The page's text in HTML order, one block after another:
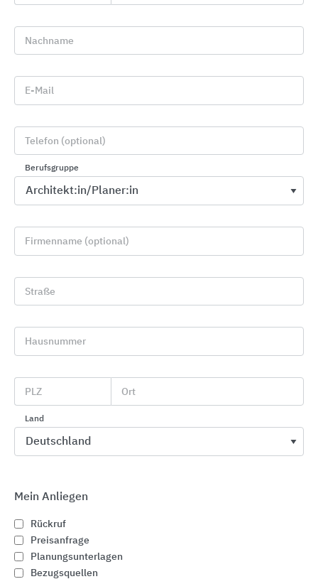
Nachname
E-Mail
Telefon (optional)
Berufsgruppe
Firmenname (optional)
Straße
Hausnummer
PLZ Ort
Land
Mein Anliegen
Rückruf
Preisanfrage
Planungsunterlagen
Bezugsquellen